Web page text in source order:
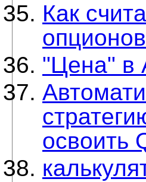
Как
"Цена" в
освоить